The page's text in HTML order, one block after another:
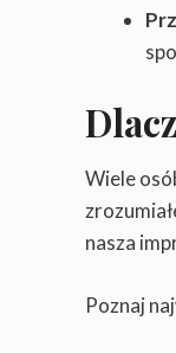
Wiele
nasza
Poznaj